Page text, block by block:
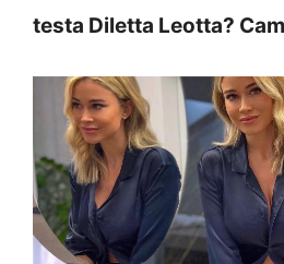
testa Diletta Leotta?